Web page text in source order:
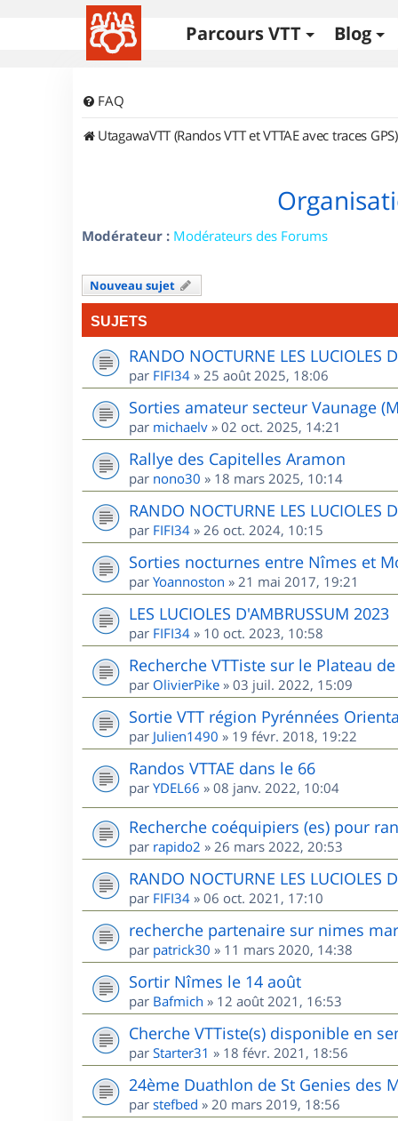
Parcours VTT Blog
FAQ
UtagawaVTT (Randos VTT et VTTAE avec traces GPS)
Modérateur : Modérateurs des Forums
Nouveau sujet
SUJETS
RANDO NOCTURNE LES LUCIOLES
par FIFI34 » 25 août 2025, 18:06
Sorties amateur secteur Vaunage
par michaelv » 02 oct. 2025, 14:21
Rallye des Capitelles Aramon
par nono30 » 18 mars 2025, 10:14
RANDO NOCTURNE LES LUCIOLES
par FIFI34 » 26 oct. 2024, 10:15
Sorties nocturnes entre Nîmes et
par Yoannoston » 21 mai 2017, 19:21
LES LUCIOLES D'AMBRUSSUM 2023
par FIFI34 » 10 oct. 2023, 10:58
Recherche VTTiste sur le Plateau
par OlivierPike » 03 juil. 2022, 15:09
Sortie VTT région Pyrénnées
par Julien1490 » 19 févr. 2018, 19:22
Randos VTTAE dans le 66
par YDEL66 » 08 janv. 2022, 10:04
Recherche coéquipiers (es) pour
par rapido2 » 26 mars 2022, 20:53
RANDO NOCTURNE LES LUCIOLES
par FIFI34 » 06 oct. 2021, 17:10
recherche partenaire sur nimes
par patrick30 » 11 mars 2020, 14:38
Sortir Nîmes le 14 août
par Bafmich » 12 août 2021, 16:53
Cherche VTTiste(s) disponible en
par Starter31 » 18 févr. 2021, 18:56
24ème Duathlon de St Genies des
par stefbed » 20 mars 2019, 18:56